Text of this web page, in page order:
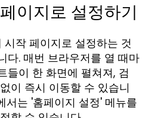
이지로 설정하기
작 페이지로 설정하는 것
다. 매번 브라우저를 열 때마
들이 한 화면에 펼쳐져, 검
이 즉시 이동할 수 있습니
서는 '홈페이지 설정' 메뉴를